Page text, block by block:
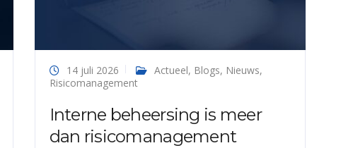
14 juli 2026 Actueel, Blogs, Nieuws,
Risicomanagement
Interne beheersing is meer
dan risicomanagement